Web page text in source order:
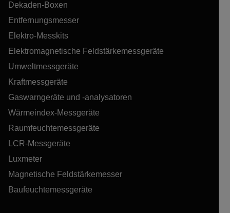
Dekaden-Boxen
Entfernungsmesser
Elektro-Messkits
Elektromagnetische Feldstärkemessgeräte
Umweltmessgeräte
Kraftmessgeräte
Gaswarngeräte und -analysatoren
Wärmeindex-Messgeräte
Raumfeuchtemessgeräte
LCR-Messgeräte
Luxmeter
Magnetische Feldstärkemesser
Baufeuchtemessgeräte